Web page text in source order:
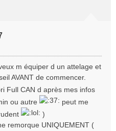
m équiper d un attelage et
AVANT de commencer.
Full CAN d après mes infos
ou autre
peut me
)
remorque UNIQUEMENT (